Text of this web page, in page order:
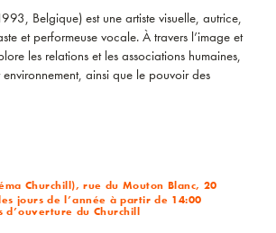
Belgique) est une artiste visuelle, autrice,
et performeuse vocale. À travers l’image et
les relations et les associations humaines,
ainsi que le pouvoir des
Churchill), rue du Mouton Blanc, 20
jours de l’année à partir de 14:00
d’ouverture du Churchill